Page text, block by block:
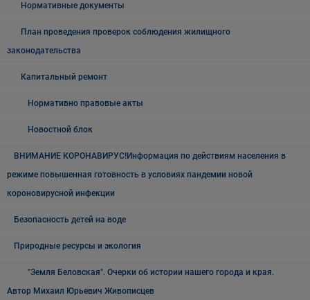
Нормативные документы
План проведения проверок соблюдения жилищного
законодательства
Капитальный ремонт
Нормативно правовые акты
Новостной блок
ВНИМАНИЕ КОРОНАВИРУС!Информация по действиям населения в
режиме повышенная готовность в условиях пандемии новой
короновирусной инфекции
Безопасность детей на воде
Природные ресурсы и экология
"Земля Беловская". Очерки об истории нашего города и края.
Автор Михаил Юрьевич Живописцев